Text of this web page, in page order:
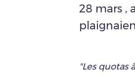
28 mars ,
"Les quotas